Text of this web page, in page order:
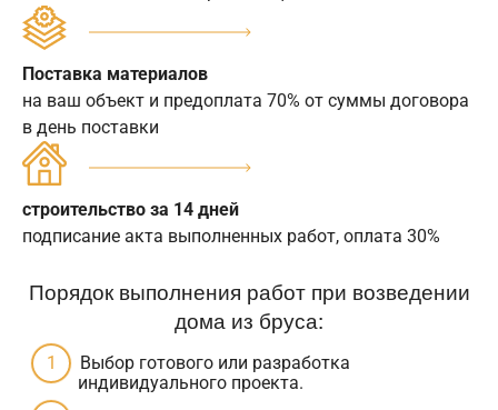
Поставка материалов
на ваш объект и предоплата 70% от суммы договора
в день поставки
строительство за 14 дней
подписание акта выполненных работ, оплата 30%
Порядок выполнения работ при возведении
дома из бруса:
Выбор готового или разработка
индивидуального проекта.